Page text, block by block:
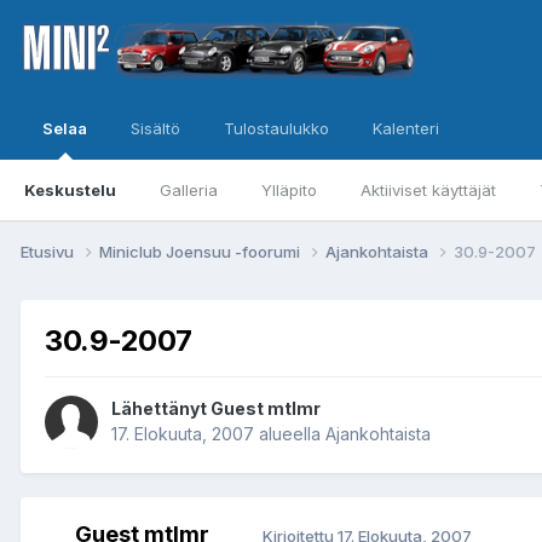
Selaa
Keskustelu Galleria Ylläpito Aktiiviset käyttäjät
Sisältö Tulostaulukko Kalenteri
Etusivu Miniclub Joensuu -foorumi Ajankohtaista 30.9-2007
30.9-2007
Lähettänyt Guest mtlmr
17. Elokuuta, 2007 alueella Ajankohtaista
Guest mtlmr Kirjoitettu 17. Elokuuta, 2007